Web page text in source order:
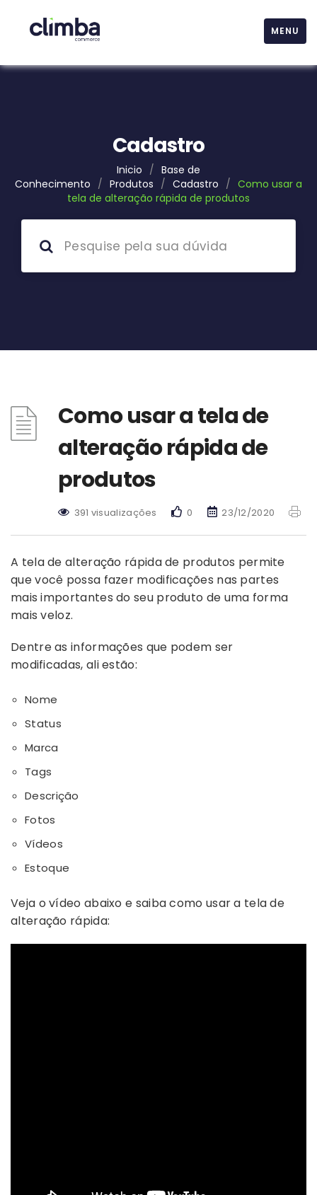
MENU
Cadastro
Inicio / Base de
Conhecimento / Produtos / Cadastro / Como usar a
tela de alteração rápida de produtos
Como usar a tela de
alteração rápida de
produtos
391 visualizações 0 23/12/2020
A tela de alteração rápida de produtos permite
que você possa fazer modificações nas partes
mais importantes do seu produto de uma forma
mais veloz.
Dentre as informações que podem ser
modificadas, ali estão:
Nome
Status
Marca
Tags
Descrição
Fotos
Vídeos
Estoque
Veja o vídeo abaixo e saiba como usar a tela de
alteração rápida: